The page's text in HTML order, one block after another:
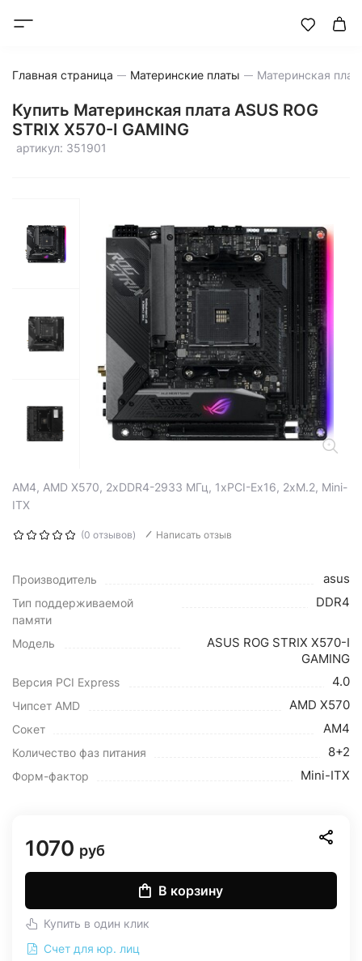
Главная страница Материнские платы
Купить Материнская плата ASUS ROG
STRIX X570-I GAMING
артикул: 351901
AM4, AMD X570, 2xDDR4-2933 МГц, 1xPCI-Ex16, 2xM.2, Mini-
ITX
(0 отзывов) Написать отзыв
Производитель asus
Тип поддерживаемой
памяти
DDR4
Модель
ASUS ROG STRIX X570-I
GAMING
Версия PCI Express 4.0
Чипсет AMD AMD X570
Сокет AM4
Количество фаз питания 8+2
Форм-фактор Mini-ITX
1070 руб
В корзину
Купить в один клик
Счет для юр. лиц